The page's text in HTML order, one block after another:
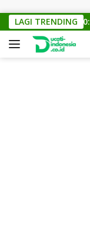
LAGI TRENDING
KTM Cross 150: